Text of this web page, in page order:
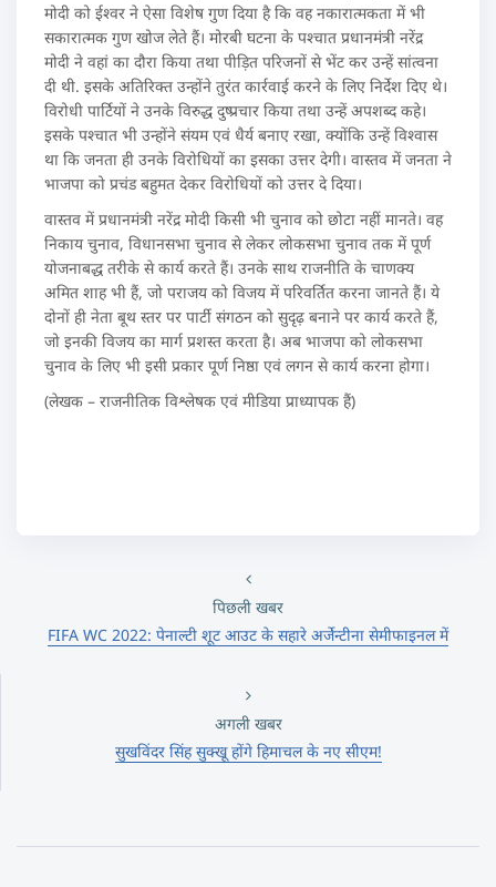
मोदी को ईश्वर ने ऐसा विशेष गुण दिया है कि वह नकारात्मकता में भी
सकारात्मक गुण खोज लेते हैं। मोरबी घटना के पश्चात प्रधानमंत्री नरेंद्र
मोदी ने वहां का दौरा किया तथा पीड़ित परिजनों से भेंट कर उन्हें सांत्वना
दी थी. इसके अतिरिक्त उन्होंने तुरंत कार्रवाई करने के लिए निर्देश दिए थे।
विरोधी पार्टियों ने उनके विरुद्ध दुष्प्रचार किया तथा उन्हें अपशब्द कहे।
इसके पश्चात भी उन्होंने संयम एवं धैर्य बनाए रखा, क्योंकि उन्हें विश्वास
था कि जनता ही उनके विरोधियों का इसका उत्तर देगी। वास्तव में जनता ने
भाजपा को प्रचंड बहुमत देकर विरोधियों को उत्तर दे दिया।
वास्तव में प्रधानमंत्री नरेंद्र मोदी किसी भी चुनाव को छोटा नहीं मानते। वह
निकाय चुनाव, विधानसभा चुनाव से लेकर लोकसभा चुनाव तक में पूर्ण
योजनाबद्ध तरीके से कार्य करते हैं। उनके साथ राजनीति के चाणक्य
अमित शाह भी हैं, जो पराजय को विजय में परिवर्तित करना जानते हैं। ये
दोनों ही नेता बूथ स्तर पर पार्टी संगठन को सुदृढ़ बनाने पर कार्य करते हैं,
जो इनकी विजय का मार्ग प्रशस्त करता है। अब भाजपा को लोकसभा
चुनाव के लिए भी इसी प्रकार पूर्ण निष्ठा एवं लगन से कार्य करना होगा।
(लेखक – राजनीतिक विश्लेषक एवं मीडिया प्राध्यापक हैं)
पिछली खबर
FIFA WC 2022: पेनाल्टी शूट आउट के सहारे अर्जेन्टीना सेमीफाइनल में
अगली खबर
सुखविंदर सिंह सुक्खू होंगे हिमाचल के नए सीएम!